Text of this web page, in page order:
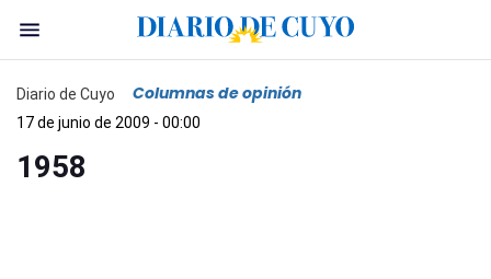
Diario de Cuyo Columnas de opinión
17 de junio de 2009 - 00:00
1958